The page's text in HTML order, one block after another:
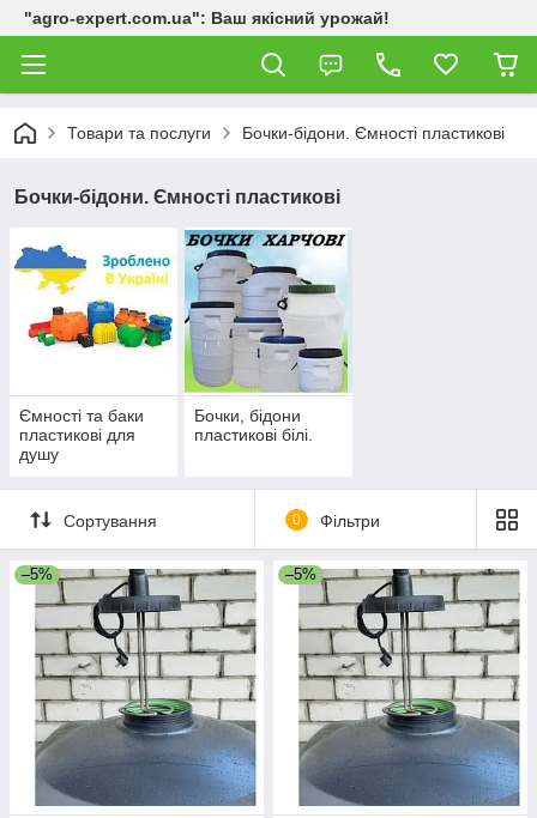
"agro-expert.com.ua": Ваш якісний урожай!
Товари та послуги Бочки-бідони. Ємності пластикові
Бочки-бідони. Ємності пластикові
Ємності та баки
пластикові для
душу
Бочки, бідони
пластикові білі.
Сортування 0 Фільтри
–5% –5%